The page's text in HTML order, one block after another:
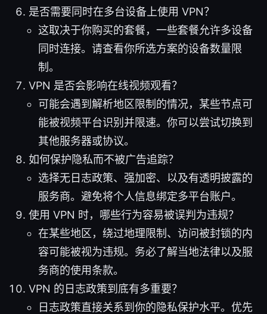
是否需要同时在多台设备上使用 VPN？
这取决于你购买的套餐，一些套餐允许多设备
同时连接。请查看你所选方案的设备数量限
制。
VPN 是否会影响在线视频观看？
可能会遇到解析地区限制的情况，某些节点可
能被视频平台识别并限速。你可以尝试切换到
其他服务器或协议。
如何保护隐私而不被广告追踪？
选择无日志政策、强加密、以及有透明披露的
服务商。避免将个人信息绑定多平台账户。
使用 VPN 时，哪些行为容易被误判为违规？
在某些地区，绕过地理限制、访问被封锁的内
容可能被视为违规。务必了解当地法律以及服
务商的使用条款。
VPN 的日志政策到底有多重要？
日志政策直接关系到你的隐私保护水平。优先